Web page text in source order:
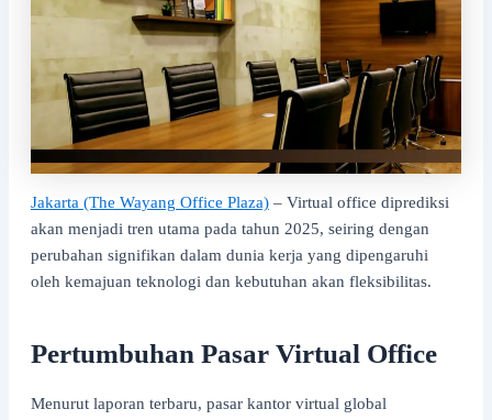
Jakarta (The Wayang Office Plaza)– Virtual office diprediksi
akan menjadi tren utama pada tahun 2025, seiring dengan
perubahan signifikan dalam dunia kerja yang dipengaruhi
oleh kemajuan teknologi dan kebutuhan akan fleksibilitas.
Pertumbuhan Pasar Virtual Office
Menurut laporan terbaru, pasar kantor virtual global